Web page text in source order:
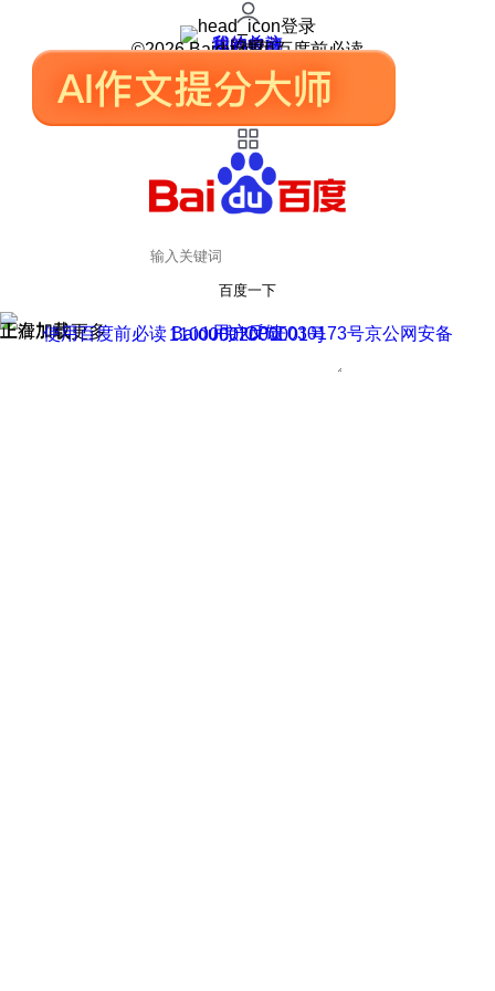
登录
我的关注
我的收藏
皮肤中心
用户反馈
设置
©2026 Baidu 使用百度前必读
百度一下
正在加载
上滑加载更多 用户反馈
使用百度前必读 Baidu 京ICP证030173号
京公网安备11000002000001号